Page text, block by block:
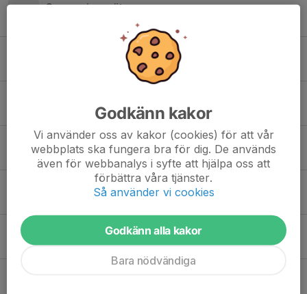
Summering möte
Föräldramöte onsdag kl18.00
8 feb 2025
Bjäre Cup söndag 5 januari 2025
2 jan 2025
From måndag 16 dec 2024 tränar vi inne
11 dec 2024
Match mot båstad flyttad dag kommer senare
21 aug 2023
Godkänn kakor
Vi använder oss av kakor (cookies) för att vår
webbplats ska fungera bra för dig. De används
även för webbanalys i syfte att hjälpa oss att
förbättra våra tjänster.
Så använder vi cookies
Godkänn alla kakor
Bara nödvändiga